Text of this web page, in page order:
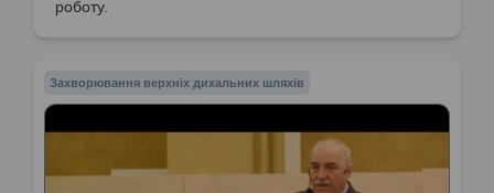
роботу.
Захворювання верхніх дихальних шляхів